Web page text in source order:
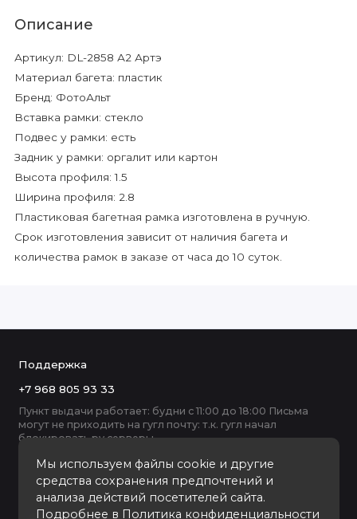
Описание
Артикул: DL-2858 А2 Артэ
Материал багета: пластик
Бренд: ФотоАльт
Вставка рамки: стекло
Подвес у рамки: есть
Задник у рамки: оргалит или картон
Высота профиля: 1.5
Ширина профиля: 2.8
Пластиковая багетная рамка изготовлена в ручную.
Срок изготовления зависит от наличия багета и
количества рамок в заказе от часа до 10 суток.
Мы используем файлы cookie и другие
средства сохранения предпочтений и
анализа действий посетителей сайта.
Подробнее в Политика конфиденциальности
Поддержка
+7 968 805 93 33
Пункт выдачи работает: будни с 11:00 до 18:00 Письма
могут не приходить на гугл почту: т.к. гугл начал
блокировать ру серверы